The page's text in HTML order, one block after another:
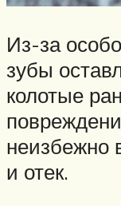
Из-за
зубы
колотые
неизбежно
и отек.